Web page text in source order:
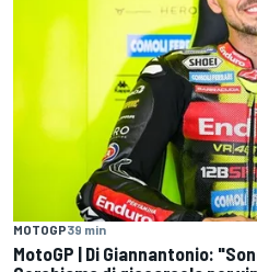
MOTOGP39 min
MotoGP | Di Giannantonio: